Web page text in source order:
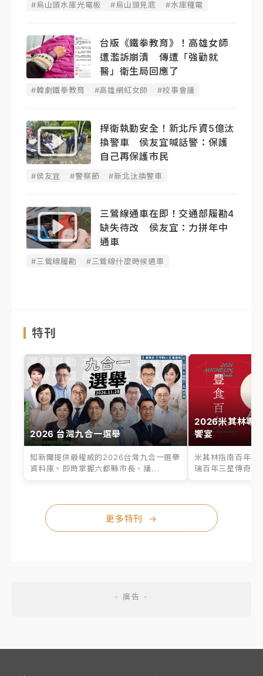
#烏山頭水庫光電板 #烏山頭見底 #水庫種電
台版《鐵拳教育》！高雄女師
遭濫訴崩潰 傳遭「強勸就
醫」衛生局回應了
#韓劇鐵拳教育 #高雄網紅女師 #校事會議
捍衛執勤安全！新北斥資5億汰
換警車 侯友宜喊話警：保護
自己再保護市民
#侯友宜 #警察節 #新北汰換警車
三鶯線通車在即！交通部履勘4
缺失待改 侯友宜：力拼年中
通車
#三鶯線履勘 #三鶯線什麼時候通車
特刊
2026 台灣九合一選舉
知新聞提供最權威的2026台灣九合一選舉
資料庫。即時掌握六都縣市長、議...
2026米其林專
饗宴
米其林指南百年之
瑞百年三星傳奇、
更多特刊 →